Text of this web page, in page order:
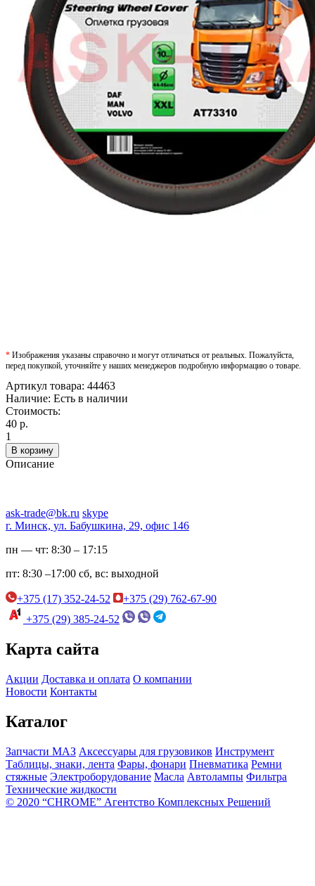
* Изображения указаны справочно и могут отличаться от реальных. Пожалуйста,
перед покупкой, уточняйте у наших менеджеров подробную информацию о товаре.
Артикул товара: 44463
Наличие: Есть в наличии
Стоимость:
40 р.
1
В корзину
Описание
ask-trade@bk.ru skype
г. Минск, ул. Бабушкина, 29, офис 146
пн — чт: 8:30 – 17:15
пт: 8:30 –17:00 сб, вс: выходной
+375 (17) 352-24-52
+375 (29) 762-67-90
+375 (29) 385-24-52
Карта сайта
Акции Доставка и оплата О компании
Новости Контакты
Каталог
Запчасти МАЗ Аксессуары для грузовиков Инструмент
Таблицы, знаки, лента Фары, фонари Пневматика Ремни
стяжные Электроборудование Масла Автолампы Фильтра
Технические жидкости
© 2020 “CHROME” Агентство Комплексных Решений